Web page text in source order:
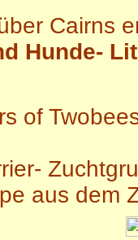
Cairns
Hunde-
of
aus dem